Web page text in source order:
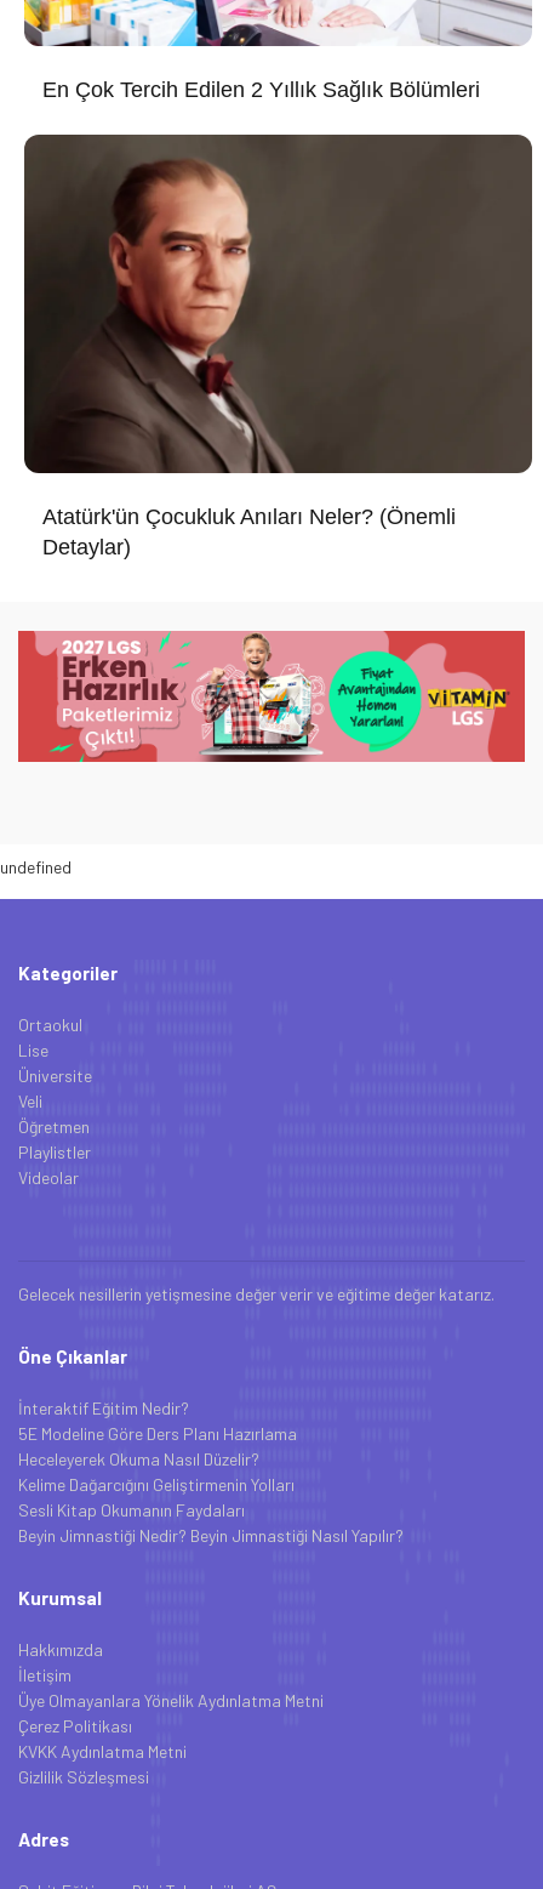
En Çok Tercih Edilen 2 Yıllık Sağlık Bölümleri
Atatürk'ün Çocukluk Anıları Neler? (Önemli
Detaylar)
undefined
Kategoriler
Ortaokul
Lise
Üniversite
Veli
Öğretmen
Playlistler
Videolar
Gelecek nesillerin yetişmesine değer verir ve eğitime değer katarız.
Öne Çıkanlar
İnteraktif Eğitim Nedir?
5E Modeline Göre Ders Planı Hazırlama
Heceleyerek Okuma Nasıl Düzelir?
Kelime Dağarcığını Geliştirmenin Yolları
Sesli Kitap Okumanın Faydaları
Beyin Jimnastiği Nedir? Beyin Jimnastiği Nasıl Yapılır?
Kurumsal
Hakkımızda
İletişim
Üye Olmayanlara Yönelik Aydınlatma Metni
Çerez Politikası
KVKK Aydınlatma Metni
Gizlilik Sözleşmesi
Adres